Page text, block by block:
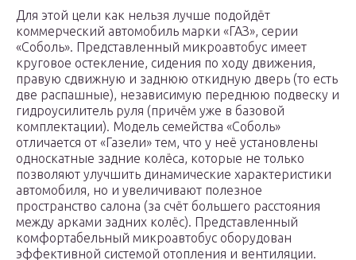
Для этой цели как нельзя лучше подойдёт
коммерческий автомобиль марки «ГАЗ», серии
«Соболь». Представленный микроавтобус имеет
круговое остекление, сидения по ходу движения,
правую сдвижную и заднюю откидную дверь (то есть
две распашные), независимую переднюю подвеску и
гидроусилитель руля (причём уже в базовой
комплектации). Модель семейства «Соболь»
отличается от «Газели» тем, что у неё установлены
односкатные задние колёса, которые не только
позволяют улучшить динамические характеристики
автомобиля, но и увеличивают полезное
пространство салона (за счёт большего расстояния
между арками задних колёс). Представленный
комфортабельный микроавтобус оборудован
эффективной системой отопления и вентиляции.